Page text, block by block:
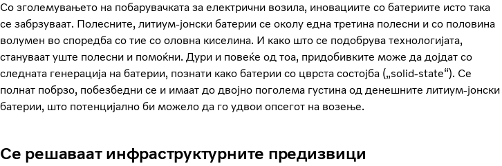
Со зголемувањето на побарувачката за електрични возила, иновациите со батериите исто така
се забрзуваат. Полесните, литиум-јонски батерии се околу една третина полесни и со половина
волумен во споредба со тие со оловна киселина. И како што се подобрува технологијата,
стануваат уште полесни и помоќни. Дури и повеќе од тоа, придобивките може да дојдат со
следната генерација на батерии, познати како батерии со цврста состојба („solid-state“). Се
полнат побрзо, побезбедни се и имаат до двојно поголема густина од денешните литиум-јонски
батерии, што потенцијално би можело да го удвои опсегот на возење.
Се решаваат инфраструктурните предизвици